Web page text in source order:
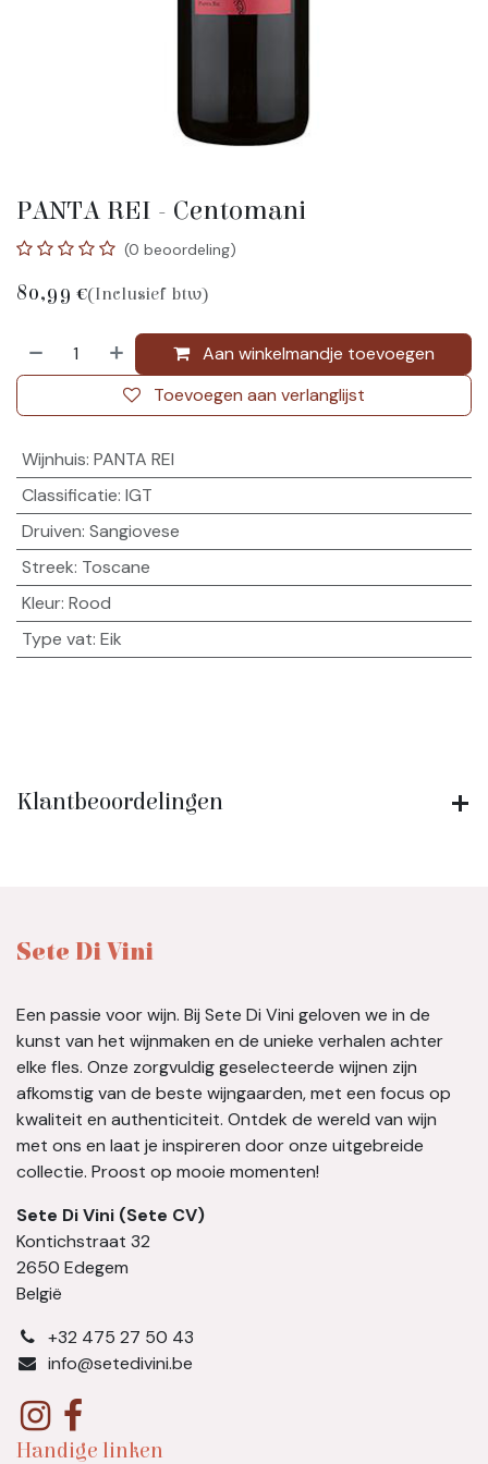
PANTA REI - Centomani
(0 beoordeling)
80,99 €(Inclusief btw)
Aan winkelmandje toevoegen
Toevoegen aan verlanglijst
Wijnhuis: PANTA REI
Classificatie: IGT
Druiven: Sangiovese
Streek: Toscane
Kleur: Rood
Type vat: Eik
Klantbeoordelingen
Sete Di Vini
Een passie voor wijn. Bij Sete Di Vini geloven we in de
kunst van het wijnmaken en de unieke verhalen achter
elke fles. Onze zorgvuldig geselecteerde wijnen zijn
afkomstig van de beste wijngaarden, met een focus op
kwaliteit en authenticiteit. Ontdek de wereld van wijn
met ons en laat je inspireren door onze uitgebreide
collectie. Proost op mooie momenten!
Sete Di Vini (Sete CV)
Kontichstraat 32
2650 Edegem
België
​+32 475 27 50 43
info@setedivini.be
Handige linken